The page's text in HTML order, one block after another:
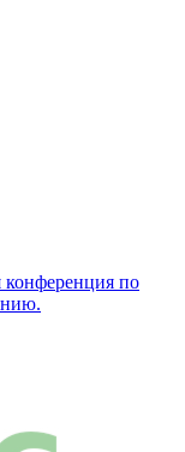
конференция по